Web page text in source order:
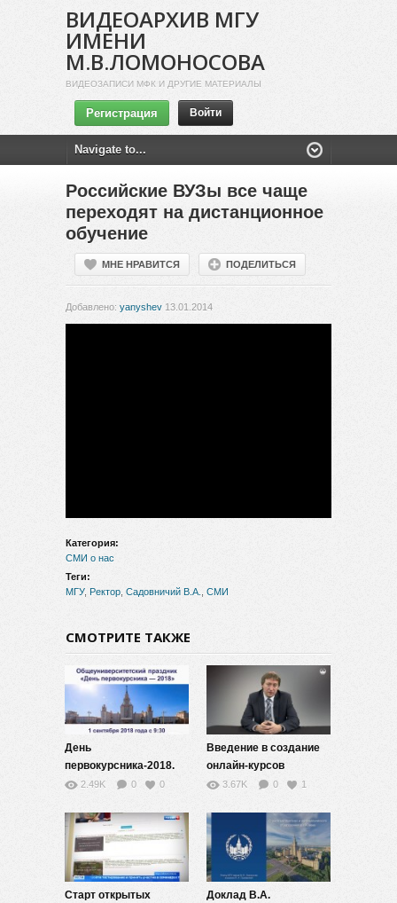
ВИДЕОАРХИВ МГУ
ИМЕНИ
М.В.ЛОМОНОСОВА
ВИДЕОЗАПИСИ МФК И ДРУГИЕ МАТЕРИАЛЫ
Регистрация Войти
Российские ВУЗы все чаще
переходят на дистанционное
обучение
МНЕ НРАВИТСЯ ПОДЕЛИТЬСЯ
Добавлено: yanyshev 13.01.2014
Категория:
СМИ о нас
Теги:
МГУ, Ректор Садовничий В.А. СМИ
СМОТРИТЕ ТАКЖЕ
День
первокурсника-2018.
Актовая лекция
В.А.Садовничего для
студентов 1 курса
2.49K 0 0
Введение в создание
онлайн-курсов
(Moodle).
3.67K 0 1
Старт открытых
Доклад В.А.